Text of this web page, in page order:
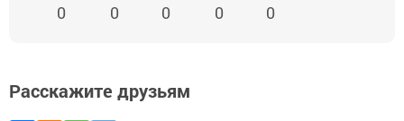
0 0 0 0 0
Расскажите друзьям